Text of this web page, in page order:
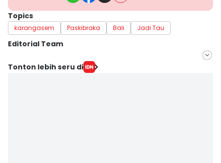
Topics
karangasem Paskibraka Bali Jadi Tau
Editorial Team
Editor
Tonton lebih seru di